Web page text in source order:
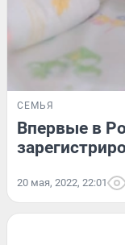
СЕМЬЯ
Впервые в
20 мая, 2022, 22:01